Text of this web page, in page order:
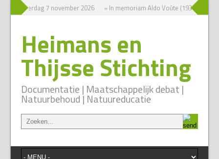
zaterdag 7 november 2026 » In memoriam Aldo Voûte (1931-2026)
Heimans en
Thijsse Stichting
Documentatie | Maatschappelijk debat |
Natuurbehoud | Natuureducatie